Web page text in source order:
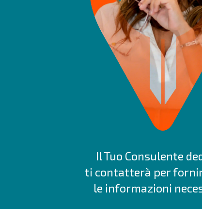
Il Tuo Consulente
ti contatterà per
le informazioni